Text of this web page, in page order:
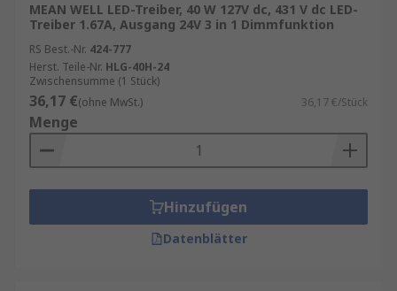
MEAN WELL LED-Treiber, 40 W 127V dc, 431 V dc LED-
Treiber 1.67A, Ausgang 24V 3 in 1 Dimmfunktion
RS Best.-Nr. 424-777
Herst. Teile-Nr. HLG-40H-24
Zwischensumme (1 Stück)
36,17 €(ohne MwSt.) 36,17 €/Stück
Menge
Hinzufügen
Datenblätter